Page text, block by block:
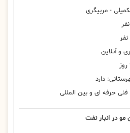
- مربیگری
و آنلاین
دارد
حرفه ای و بین المللی
مو در انبار نفت